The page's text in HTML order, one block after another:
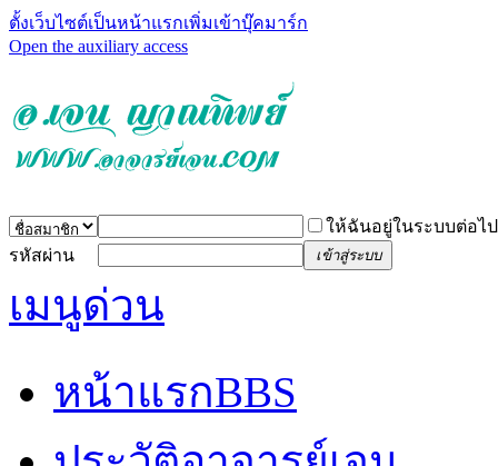
ตั้งเว็บไซต์เป็นหน้าแรกเพิ่มเข้าบุ๊คมาร์ก
Open the auxiliary access
ให้ฉันอยู่ในระบบต่อไป
รหัสผ่าน
เข้าสู่ระบบ
เมนูด่วน
หน้าแรกBBS